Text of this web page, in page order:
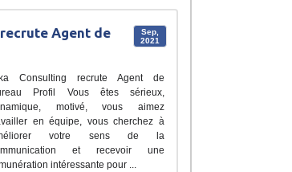
Sep,
2021
Agent de
Consulting recrute Agent de
Profil Vous êtes sérieux,
motivé, vous aimez
en équipe, vous cherchez à
votre sens de la
et recevoir une
intéressante pour ...